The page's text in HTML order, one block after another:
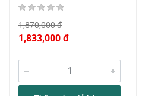
1,870,000 đ
1,833,000 đ